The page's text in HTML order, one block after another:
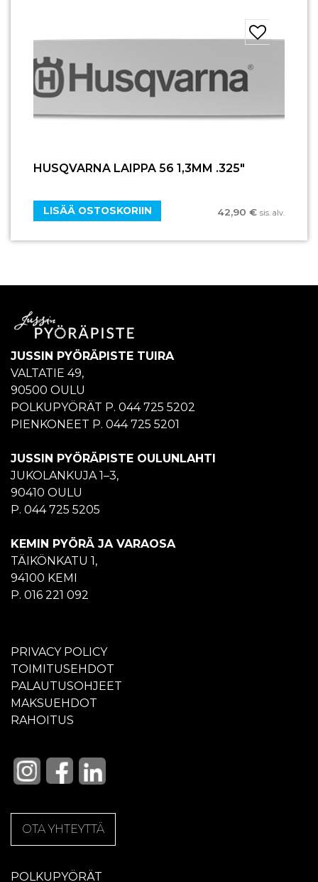
HUSQVARNA LAIPPA 56 1,3MM .325″
42,90 € sis. alv.
LISÄÄ OSTOSKORIIN
JUSSIN PYÖRÄPISTE TUIRA
VALTATIE 49,
90500 OULU
POLKUPYÖRÄT P. 044 725 5202
PIENKONEET P. 044 725 5201
JUSSIN PYÖRÄPISTE OULUNLAHTI
JUKOLANKUJA 1–3,
90410 OULU
P. 044 725 5205
KEMIN PYÖRÄ JA VARAOSA
TÄIKÖNKATU 1,
94100 KEMI
P. 016 221 092
PRIVACY POLICY
TOIMITUSEHDOT
PALAUTUSOHJEET
MAKSUEHDOT
RAHOITUS
OTA YHTEYTTÄ
POLKUPYÖRÄT